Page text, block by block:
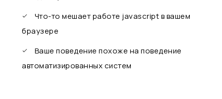
Что-то мешает работе javascript в вашем
браузере
Ваше поведение похоже на поведение
автоматизированных систем